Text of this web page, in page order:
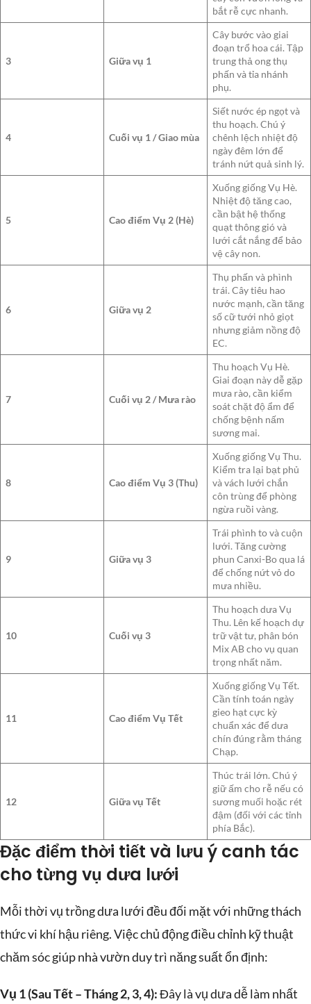
bắt rễ cực nhanh.
3 Giữa vụ 1
Cây bước vào giai
đoạn trổ hoa cái. Tập
trung thả ong thụ
phấn và tỉa nhánh
phụ.
4 Cuối vụ 1 / Giao mùa
Siết nước ép ngọt và
thu hoạch. Chú ý
chênh lệch nhiệt độ
ngày đêm lớn để
tránh nứt quả sinh lý.
5 Cao điểm Vụ 2 (Hè)
Xuống giống Vụ Hè.
Nhiệt độ tăng cao,
cần bật hệ thống
quạt thông gió và
lưới cắt nắng để bảo
vệ cây non.
6 Giữa vụ 2
Thụ phấn và phình
trái. Cây tiêu hao
nước mạnh, cần tăng
số cữ tưới nhỏ giọt
nhưng giảm nồng độ
EC.
7 Cuối vụ 2 / Mưa rào
Thu hoạch Vụ Hè.
Giai đoạn này dễ gặp
mưa rào, cần kiểm
soát chặt độ ẩm để
chống bệnh nấm
sương mai.
8 Cao điểm Vụ 3 (Thu)
Xuống giống Vụ Thu.
Kiểm tra lại bạt phủ
và vách lưới chắn
côn trùng để phòng
ngừa ruồi vàng.
9 Giữa vụ 3
Trái phình to và cuộn
lưới. Tăng cường
phun Canxi-Bo qua lá
để chống nứt vỏ do
mưa nhiều.
10 Cuối vụ 3
Thu hoạch dưa Vụ
Thu. Lên kế hoạch dự
trữ vật tư, phân bón
Mix AB cho vụ quan
trọng nhất năm.
11 Cao điểm Vụ Tết
Xuống giống Vụ Tết.
Cần tính toán ngày
gieo hạt cực kỳ
chuẩn xác để dưa
chín đúng rằm tháng
Chạp.
12 Giữa vụ Tết
Thúc trái lớn. Chú ý
giữ ấm cho rễ nếu có
sương muối hoặc rét
đậm (đối với các tỉnh
phía Bắc).
Đặc điểm thời tiết và lưu ý canh tác
cho từng vụ dưa lưới
Mỗi thời vụ trồng dưa lưới đều đối mặt với những thách
thức vi khí hậu riêng. Việc chủ động điều chỉnh kỹ thuật
chăm sóc giúp nhà vườn duy trì năng suất ổn định:
Vụ 1 (Sau Tết – Tháng 2, 3, 4):Đây là vụ dưa dễ làm nhất